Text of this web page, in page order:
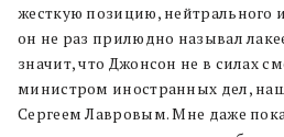
жесткую позицию, нейтрального
он не раз прилюдно называл
значит, что Джонсон не в силах
министром иностранных дел,
Сергеем Лавровым. Мне даже